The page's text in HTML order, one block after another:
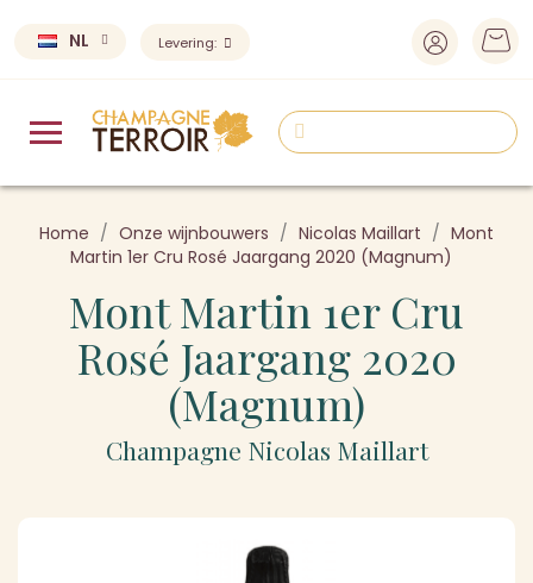
NL Levering:
Home Onze wijnbouwers Nicolas Maillart
Mont
Martin 1er Cru Rosé Jaargang 2020 (Magnum)
Mont Martin 1er Cru
Rosé Jaargang 2020
(Magnum)
Champagne Nicolas Maillart